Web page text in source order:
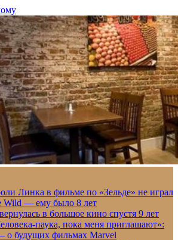
Линка в фильме по «Зельде» не играл
Wild — ему было 8 лет
в большое кино спустя 9 лет
паука, пока меня приглашают»:
о будущих фильмах Marvel